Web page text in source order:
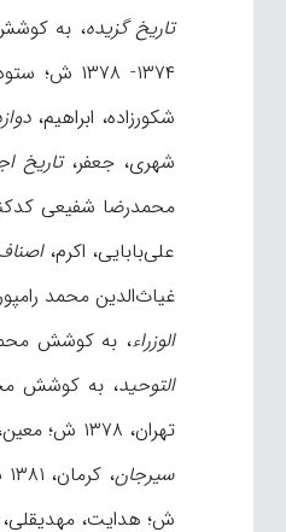
تاریخ گزیده، به کوشش عبدالحسین
۱۳۷۴- ۱۳۷۸ ش؛ ستوده، منوچهر، «پژوهشهای گویشی و واژگانی: واژه‌های چاهخوئی»،
شکورزاده، ابراهیم،
شهری، جعفر، تاریخ
محمدرضا شفیعی کدکنی،
علی‌بابایی، اکرم،
غیاث‌الدین محمد رامپوری، بمبئی، ۱۳۴۹
الوزراء، به کوشش محمدتقی
التوحید، به کوشش محمدرضا
تهران، ۱۳۷۸ ش؛ معین، محمد،
سیرجان، کرمان، ۱۳۸۱ ش؛ نصیرالدین طوسی،
ش؛ هدایت،